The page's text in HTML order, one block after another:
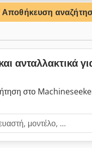
Αποθήκευση
ανταλλακτικά
στο